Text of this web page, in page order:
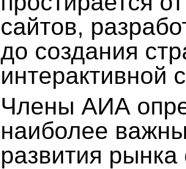
сайтов,
до создания
интерактивной
Члены АИА
наиболее
развития